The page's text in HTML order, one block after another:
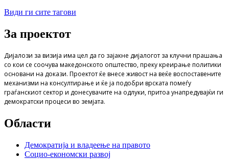
Види ги сите тагови
За проектот
Дијалози за визија има цел да го зајакне дијалогот за клучни прашања
со кои се соочува македонското општество, преку креирање политики
основани на докази. Проектот ќе внесе живост на веќе воспоставените
механизми на консултирање и ќе ја подобри врската помеѓу
граѓанскиот сектор и донесувачите на одлуки, притоа унапредувајќи ги
демократски процеси во земјата.
Области
Демократија и владеење на правото
Социо-економски развој